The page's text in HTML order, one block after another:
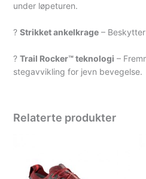
under løpeturen.
?Strikket ankelkrage –
?Trail Rocker™ teknologi –
stegavvikling for jevn bevegelse.
Relaterte produkter